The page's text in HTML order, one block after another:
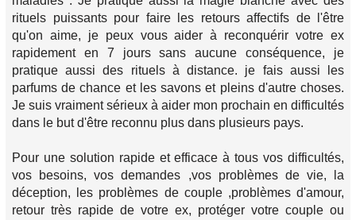
rituels puissants pour faire les retours affectifs de l'être
qu'on aime, je peux vous aider à reconquérir votre ex
rapidement en 7 jours sans aucune conséquence, je
pratique aussi des rituels à distance. je fais aussi les
parfums de chance et les savons et pleins d'autre choses.
Je suis vraiment sérieux à aider mon prochain en difficultés
dans le but d'être reconnu plus dans plusieurs pays.
Pour une solution rapide et efficace à tous vos difficultés,
vos besoins, vos demandes ,vos problèmes de vie, la
déception, les problèmes de couple ,problèmes d'amour,
retour très rapide de votre ex, protéger votre couple ou